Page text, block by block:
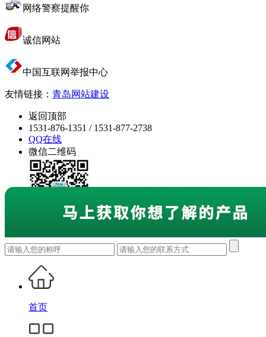
网络警察提醒你
诚信网站
中国互联网举报中心
友情链接： 青岛网站建设
返回顶部
1531-876-1351 / 1531-877-2738
QQ在线
微信二维码
首页